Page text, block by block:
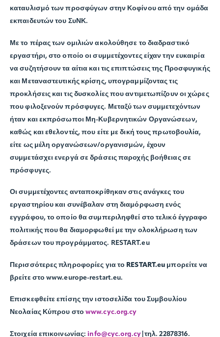
καταυλισμό των προσφύγων στην Κοφίνου από την ομάδα
εκπαιδευτών του ΣυΝΚ.
Με το πέρας των ομιλιών ακολούθησε το διαδραστικό
εργαστήρι, στο οποίο οι συμμετέχοντες είχαν την ευκαιρία
να συζητήσουν τα αίτια και τις επιπτώσεις της Προσφυγικής
και Μεταναστευτικής κρίσης, υπογραμμίζοντας τις
προκλήσεις και τις δυσκολίες που αντιμετωπίζουν οι χώρες
που φιλοξενούν πρόσφυγες. Μεταξύ των συμμετεχόντων
ήταν και εκπρόσωποι Μη-Κυβερνητικών Οργανώσεων,
καθώς και εθελοντές, που είτε με δική τους πρωτοβουλία,
είτε ως μέλη οργανώσεων/οργανισμών, έχουν
συμμετάσχει ενεργά σε δράσεις παροχής βοήθειας σε
πρόσφυγες.
Οι συμμετέχοντες ανταποκρίθηκαν στις ανάγκες του
εργαστηρίου και συνέβαλαν στη διαμόρφωση ενός
εγγράφου, το οποίο θα συμπεριληφθεί στο τελικό έγγραφο
πολιτικής που θα διαμορφωθεί με την ολοκλήρωση των
δράσεων του προγράμματος. RESTART.eu
Περισσότερες πληροφορίες για το RESTART.eu μπορείτε να
βρείτε στο www.europe-restart.eu.
Επισκεφθείτε επίσης την ιστοσελίδα του Συμβουλίου
Νεολαίας Κύπρου στο www.cyc.org.cy
Στοιχεία επικοινωνίας: info@cyc.org.cy|τηλ. 22878316.